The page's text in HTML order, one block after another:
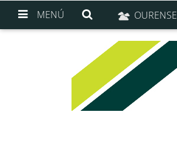
MENÚ OURENSE